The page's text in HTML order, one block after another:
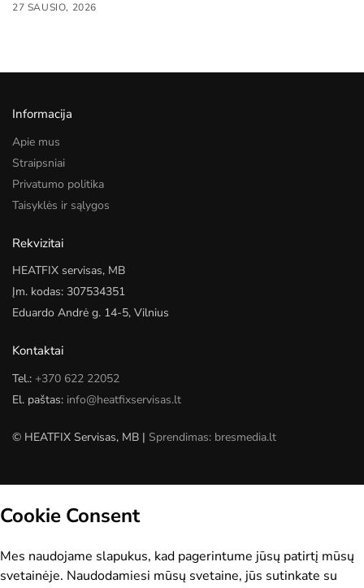
27 SAUSIO, 2026
Informacija
Apie mus
Straipsniai
Privatumo politika
Taisyklės ir sąlygos
Rekvizitai
HEATFIX servisas, MB
Įm. kodas: 307534351
Eduardo Andrė g. 14-5, Vilnius
Kontaktai
Tel.: +370 622 22052
El. paštas: info@heatfixservisas.lt
© HEATFIX Servisas, MB | Sprendimas: bresmedia.lt